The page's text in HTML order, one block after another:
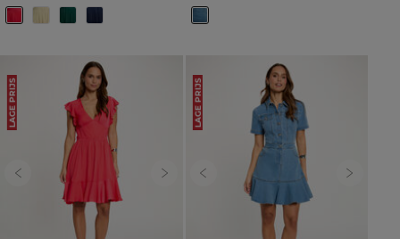
LAGE PRIJS
Previous Next
LAGE PRIJS
Previous Next